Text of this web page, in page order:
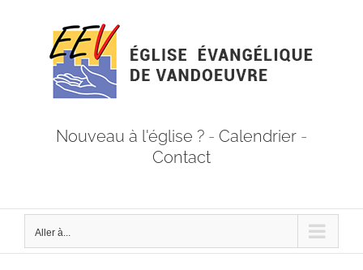
Nouveau à l'église ? - Calendrier -
Contact
Aller à...